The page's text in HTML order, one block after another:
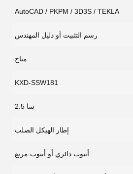
AutoCAD / PKPM / 3D3S / TEKLA
رسم التثبيت أو دليل المهندس
متاح
KXD-SSW181
سا 2.5
إطار الهيكل الصلب
أنبوب دائري أو أنبوب مربع